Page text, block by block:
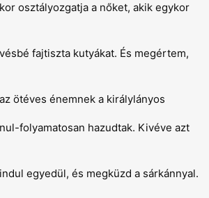
osztályozgatja a nőket, akik egykor
fajtiszta kutyákat. És megértem,
ötéves énemnek a királylányos
folyamatosan hazudtak. Kivéve azt
egyedül, és megküzd a sárkánnyal.